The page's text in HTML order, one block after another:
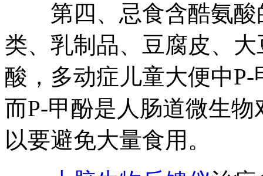
第四、忌食含酷氨酸
类、乳制品、豆腐皮、
酸，多动症儿童大便中
而P-甲酚是人肠道微生
以要避免大量食用。